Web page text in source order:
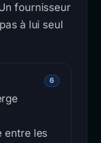
fournisseur
à lui seul
6
entre les